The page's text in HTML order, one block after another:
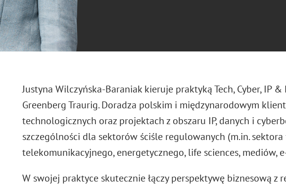
Justyna Wilczyńska-Baraniak kieruje praktyką Tech, Cyber, IP
Greenberg Traurig. Doradza polskim i międzynarodowym
technologicznych oraz projektach z obszaru IP, danych i
szczególności dla sektorów ściśle regulowanych (m.in.
telekomunikacyjnego, energetycznego, life sciences, mediów,
W swojej praktyce skutecznie łączy perspektywę biznesową z